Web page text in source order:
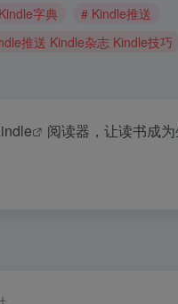
字典
# Kindle推送
推送 Kindle杂志 Kindle技巧
阅读器，让读书成